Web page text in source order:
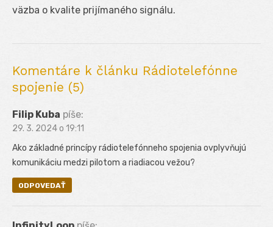
väzba o kvalite prijímaného signálu.
Komentáre k článku Rádiotelefónne
spojenie (5)
Filip Kuba píše:
29. 3. 2024 o 19:11
Ako základné princípy rádiotelefónneho spojenia ovplyvňujú
komunikáciu medzi pilotom a riadiacou vežou?
ODPOVEDAŤ